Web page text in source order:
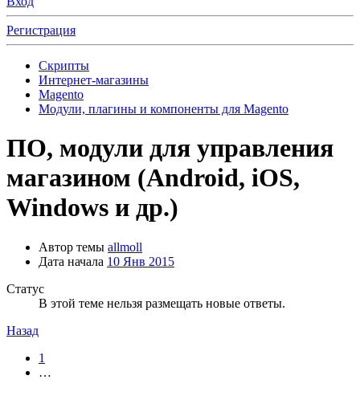
Регистрация
Скрипты
Интернет-магазины
Magento
Модули, плагины и компоненты для Magento
ПО, модули для управления
магазином (Android, iOS,
Windows и др.)
Автор темы allmoll
Дата начала 10 Янв 2015
Статус
В этой теме нельзя размещать новые ответы.
Назад
1
…